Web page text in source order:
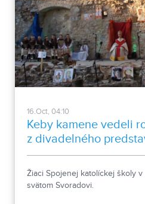
16.Oct, 04:10
Keby kamene vedeli
z divadelného
Žiaci Spojenej katolíckej školy
svätom Svoradovi.